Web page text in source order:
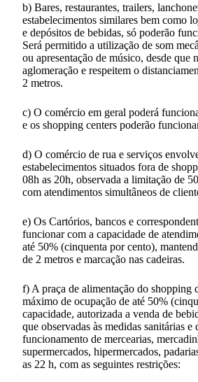
b) Bares, restaurantes, trailers,
estabelecimentos similares bem como
e depósitos de bebidas, só poderão
Será permitido a utilização de som
ou apresentação de músico, desde que
aglomeração e respeitem o
2 metros.
c) O comércio em geral poderá
e os shopping centers poderão
d) O comércio de rua e serviços
estabelecimentos situados fora de
08h as 20h, observada a limitação de
com atendimentos simultâneos de
e) Os Cartórios, bancos e
funcionar com a capacidade de
até 50% (cinquenta por cento),
de 2 metros e marcação nas cadeiras.
f) A praça de alimentação do shopping
máximo de ocupação de até 50%
capacidade, autorizada a venda de
que observadas às medidas sanitárias
funcionamento de mercearias,
supermercados, hipermercados,
as 22 h, com as seguintes restrições: